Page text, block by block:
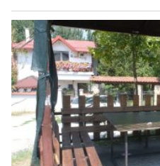
попладнево од